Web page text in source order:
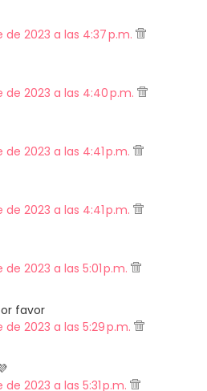
2023 a las 4:37 p.m.
2023 a las 4:40 p.m.
2023 a las 4:41 p.m.
2023 a las 4:41 p.m.
2023 a las 5:01 p.m.
favor
2023 a las 5:29 p.m.
2023 a las 5:31 p.m.